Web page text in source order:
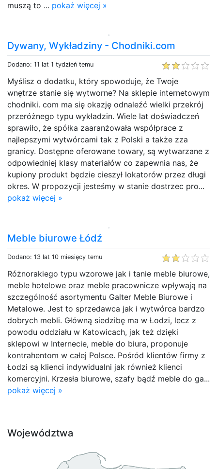
muszą to ... pokaż więcej »
Dywany, Wykładziny - Chodniki.com
Dodano: 11 lat 1 tydzień temu
Myślisz o dodatku, który spowoduje, że Twoje
wnętrze stanie się wytworne? Na sklepie internetowym
chodniki. com ma się okazję odnaleźć wielki przekrój
przeróżnego typu wykładzin. Wiele lat doświadczeń
sprawiło, że spółka zaaranżowała współprace z
najlepszymi wytwórcami tak z Polski a także zza
granicy. Dostępne oferowane towary, są wytwarzane z
odpowiedniej klasy materiałów co zapewnia nas, że
kupiony produkt będzie cieszył lokatorów przez długi
okres. W propozycji jesteśmy w stanie dostrzec pro...
pokaż więcej »
Meble biurowe Łódź
Dodano: 13 lat 10 miesięcy temu
Różnorakiego typu wzorowe jak i tanie meble biurowe,
meble hotelowe oraz meble pracownicze wpływają na
szczególność asortymentu Galter Meble Biurowe i
Metalowe. Jest to sprzedawca jak i wytwórca bardzo
dobrych mebli. Główną siedzibę ma w Łodzi, lecz z
powodu oddziału w Katowicach, jak też dzięki
sklepowi w Internecie, meble do biura, proponuje
kontrahentom w całej Polsce. Pośród klientów firmy z
Łodzi są klienci indywidualni jak również klienci
komercyjni. Krzesła biurowe, szafy bądź meble do ga...
pokaż więcej »
Województwa